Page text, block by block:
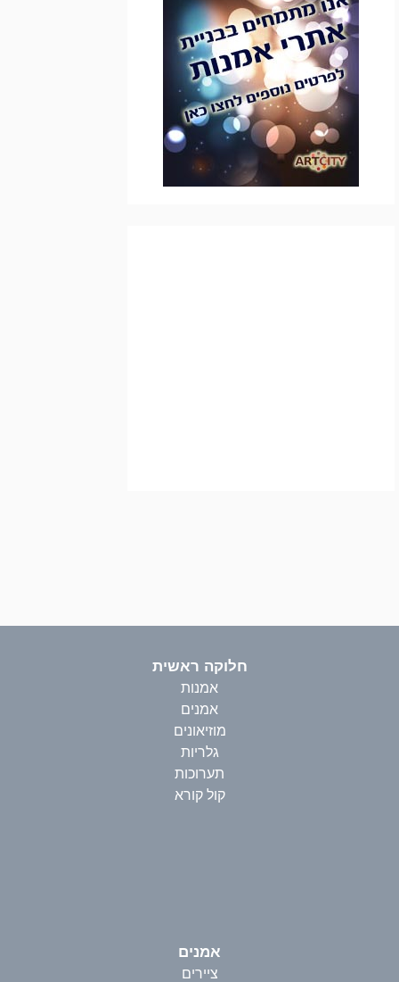
חלוקה ראשית
אמנות
אמנים
מוזיאונים
גלריות
תערוכות
קול קורא
אמנים
ציירים